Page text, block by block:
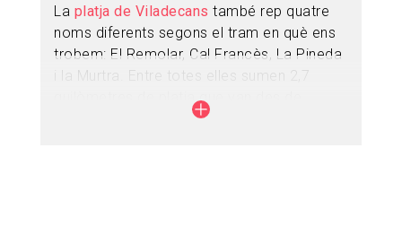
La platja de Viladecans també rep quatre
noms diferents segons el tram en què ens
trobem: El Remolar, Cal Francès, La Pineda
i la Murtra. Entre totes elles sumen 2,7
quilòmetres de platja que van des de
l’estany del Remolar fins a l'estany de la